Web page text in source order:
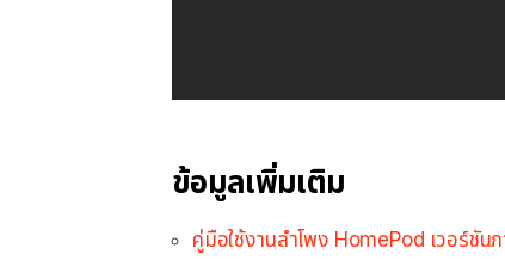
ข้อมูลเพิ่มเติม
คู่มือใช้งานลำโพง HomePod เวอร์ชัน